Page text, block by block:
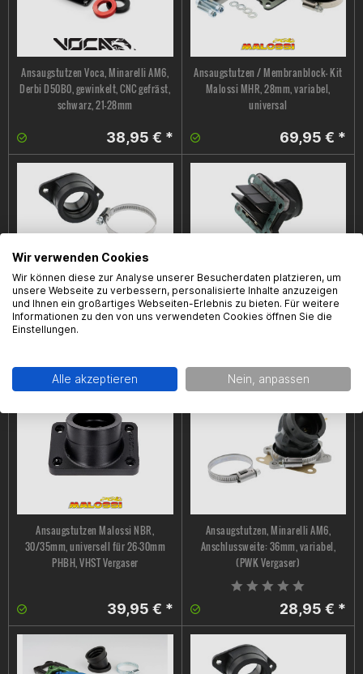
Ansaugstutzen Voca, Minarelli AM6,
Derbi D50B0, gewinkelt, CNC gefräst,
schwarz, 21-28mm
38,95 € *
Ansaugstutzen / Membranblock- Kit
Malossi MHR, 28mm, variabel,
universal
69,95 € *
Ansaugstutzen Stage6, D=32mm, für
PWK oder Flat-Slide Vergaser, 19mm
bis 28mm
14,90 € *
Ansaugsystem Italkit Double Prisma
V-Force, Minarelli AM6, 34mm, f. 21-
99,95 € *
Ansaugstutzen Malossi NBR,
30/35mm, universell für 26-30mm
PHBH, VHST Vergaser
39,95 € *
Ansaugstutzen, Minarelli AM6,
Anschlussweite: 36mm, variabel,
(PWK Vergaser)
28,95 € *
Wir verwenden Cookies
Wir können diese zur Analyse unserer Besucherdaten platzieren, um
unsere Webseite zu verbessern, personalisierte Inhalte anzuzeigen
und Ihnen ein großartiges Webseiten-Erlebnis zu bieten. Für weitere
Informationen zu den von uns verwendeten Cookies öffnen Sie die
Einstellungen.
Alle akzeptieren Nein, anpassen